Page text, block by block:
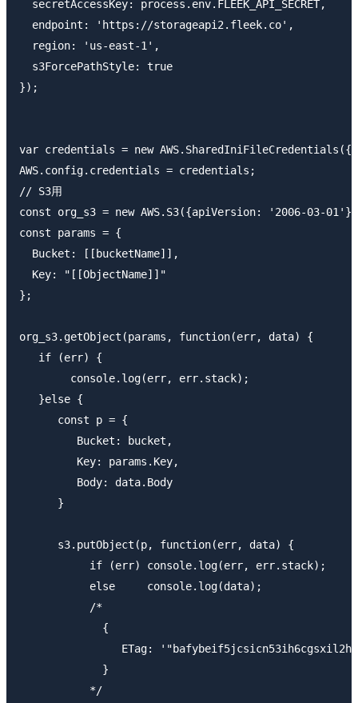
  secretAccessKey: process.env.FLEEK_API_SECRET,
  endpoint: 'https://storageapi2.fleek.co',
  region: 'us-east-1',
  s3ForcePathStyle: true
});
var credentials = new
AWS.config.credentials = credentials;
// S3用
const org_s3 = new AWS.S3({apiVersion: '2006-03-
const params = {
  Bucket: [[bucketName]],
  Key: "[[ObjectName]]"
};
org_s3.getObject(params, function(err, data) {
   if (err) {
        console.log(err, err.stack);
   }else {
      const p = {
         Bucket: bucket,
         Key: params.Key,
         Body: data.Body
      }
      s3.putObject(p, function(err, data) {
           if (err) console.log(err, err.stack);
           else     console.log(data);
           /*
             {
ETag:
             }
           */